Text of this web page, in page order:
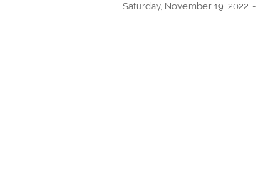
Saturday, November 19, 2022